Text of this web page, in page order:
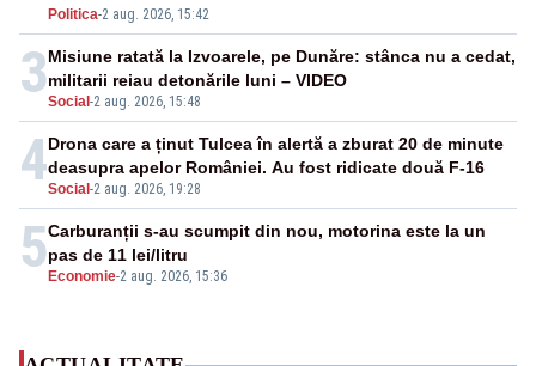
Politica-2 aug. 2026, 15:42
3Social -2 aug. 2026, 15:48
Misiune ratată la Izvoarele, pe Dunăre: stânca nu a cedat,
militarii reiau detonările luni – VIDEO
4Social -2 aug. 2026, 19:28
Drona care a ținut Tulcea în alertă a zburat 20 de minute
deasupra apelor României. Au fost ridicate două F-16
5 Economie-2 aug. 2026, 15:36
Carburanții s-au scumpit din nou, motorina este la un
pas de 11 lei/litru